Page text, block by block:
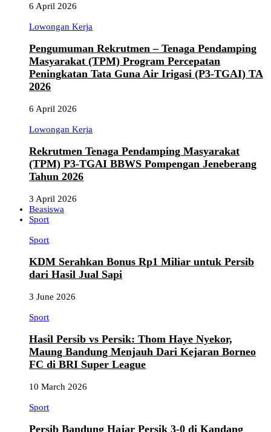
6 April 2026
Lowongan Kerja
Pengumuman Rekrutmen – Tenaga Pendamping
Masyarakat (TPM) Program Percepatan
Peningkatan Tata Guna Air Irigasi (P3-TGAI) TA
2026
6 April 2026
Lowongan Kerja
Rekrutmen Tenaga Pendamping Masyarakat
(TPM) P3-TGAI BBWS Pompengan Jeneberang
Tahun 2026
3 April 2026
Beasiswa
Sport
Sport
KDM Serahkan Bonus Rp1 Miliar untuk Persib
dari Hasil Jual Sapi
3 June 2026
Sport
Hasil Persib vs Persik: Thom Haye Nyekor,
Maung Bandung Menjauh Dari Kejaran Borneo
FC di BRI Super League
10 March 2026
Sport
Persib Bandung Hajar Persik 3-0 di Kandang